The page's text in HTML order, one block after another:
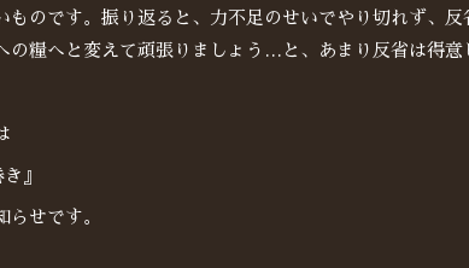
ものです。振り返ると、力不足のせいでやり切れず、
の糧へと変えて頑張りましょう…と、あまり反省は得意
』
らせです。